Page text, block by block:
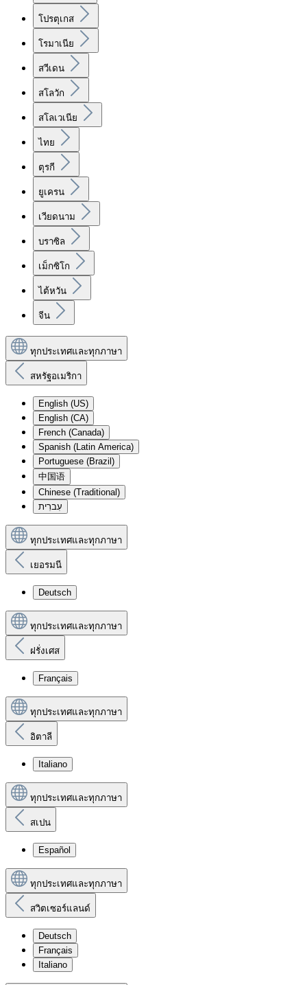
โปรตุเกส
โรมาเนีย
สวีเดน
สโลวัก
สโลเวเนีย
ไทย
ตุรกี
ยูเครน
เวียดนาม
บราซิล
เม็กซิโก
ไต้หวัน
จีน
ทุกประเทศและทุกภาษา
สหรัฐอเมริกา
English (US)
English (CA)
French (Canada)
Spanish (Latin America)
Portuguese (Brazil)
中国语
Chinese (Traditional)
עִברִית
ทุกประเทศและทุกภาษา
เยอรมนี
Deutsch
ทุกประเทศและทุกภาษา
ฝรั่งเศส
Français
ทุกประเทศและทุกภาษา
อิตาลี
Italiano
ทุกประเทศและทุกภาษา
สเปน
Español
ทุกประเทศและทุกภาษา
สวิตเซอร์แลนด์
Deutsch
Français
Italiano